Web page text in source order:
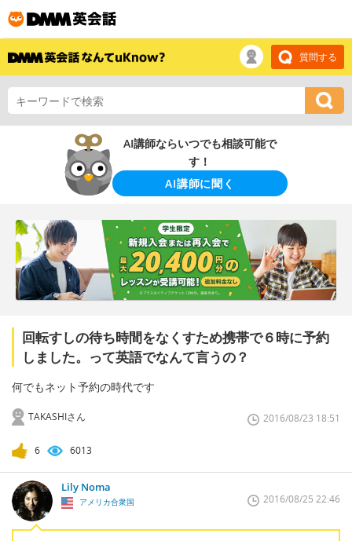
質問する
AI講師ならいつでも相談可能で
す！
AI講師に聞く
回転すしの待ち時間をなくすため携帯で６時に予約
しました。って英語でなんて言うの？
何でもネット予約の時代です
TAKASHIさん 2016/08/23 18:51
6 6013
Lily Noma
アメリカ合衆国 2016/08/25 22:46